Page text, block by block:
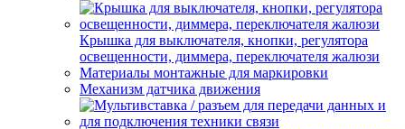
Крышка для выключателя, кнопки, регулятора
освещенности, диммера, переключателя жалюзи
Материалы монтажные для маркировки
Механизм датчика движения